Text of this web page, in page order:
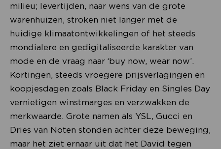
milieu; levertijden, naar wens van de grote
warenhuizen, stroken niet langer met de
huidige klimaatontwikkelingen of het steeds
mondialere en gedigitaliseerde karakter van
mode en de vraag naar ‘buy now, wear now’.
Kortingen, steeds vroegere prijsverlagingen en
koopjesdagen zoals Black Friday en Singles Day
vernietigen winstmarges en verzwakken de
merkwaarde. Grote namen als YSL, Gucci en
Dries van Noten stonden achter deze beweging,
maar het ziet ernaar uit dat het David tegen